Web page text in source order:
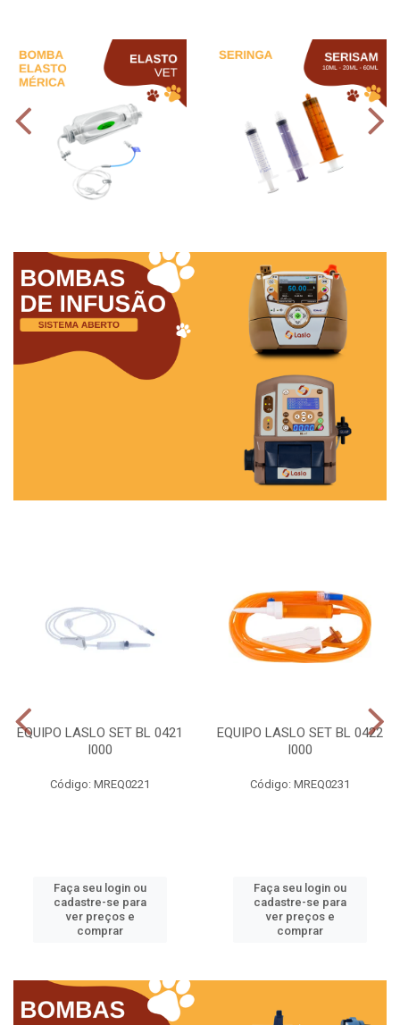
EQUIPO LASLO SET BL 0421
I000
Código: MREQ0221
Faça seu login ou
cadastre-se para
ver preços e
comprar
EQUIPO LASLO SET BL 0422
I000
Código: MREQ0231
Faça seu login ou
cadastre-se para
ver preços e
comprar